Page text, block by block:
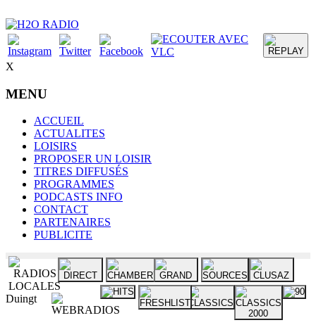
X
MENU
ACCUEIL
ACTUALITES
LOISIRS
PROPOSER UN LOISIR
TITRES DIFFUSÉS
PROGRAMMES
PODCASTS INFO
CONTACT
PARTENAIRES
PUBLICITE
Duingt